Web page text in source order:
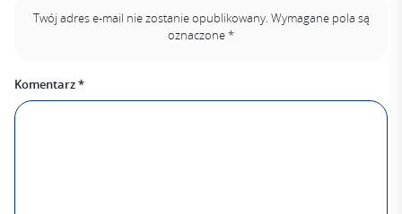
Twój adres e-mail nie zostanie opublikowany. Wymagane pola są
oznaczone*
Komentarz*